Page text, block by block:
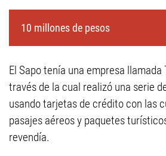
10 millones de pesos
El Sapo tenía una empresa llamada
través de la cual realizó una serie
usando tarjetas de crédito con las
pasajes aéreos y paquetes
revendía.